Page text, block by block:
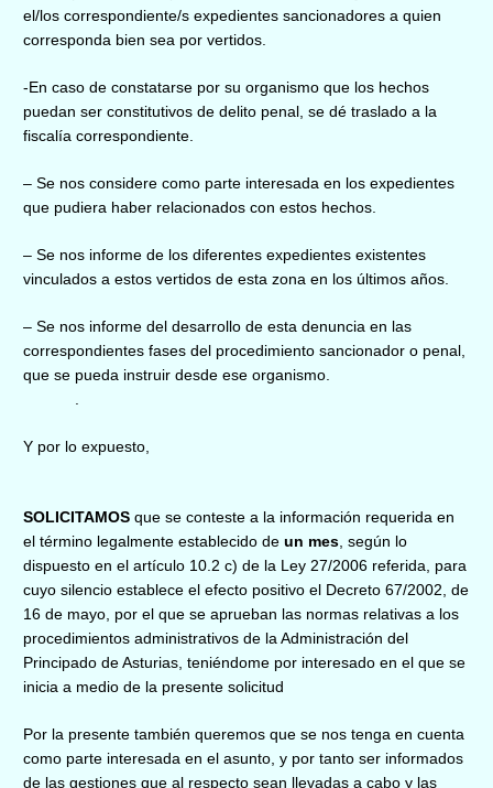
el/los correspondiente/s expedientes sancionadores a quien
corresponda bien sea por vertidos.
-En caso de constatarse por su organismo que los hechos
puedan ser constitutivos de delito penal, se dé traslado a la
fiscalía correspondiente.
– Se nos considere como parte interesada en los expedientes
que pudiera haber relacionados con estos hechos.
– Se nos informe de los diferentes expedientes existentes
vinculados a estos vertidos de esta zona en los últimos años.
– Se nos informe del desarrollo de esta denuncia en las
correspondientes fases del procedimiento sancionador o penal,
que se pueda instruir desde ese organismo.
Y por lo expuesto,
SOLICITAMOS que se conteste a la información requerida en
el término legalmente establecido de un mes , según lo
dispuesto en el artículo 10.2 c) de la Ley 27/2006 referida, para
cuyo silencio establece el efecto positivo el Decreto 67/2002, de
16 de mayo, por el que se aprueban las normas relativas a los
procedimientos administrativos de la Administración del
Principado de Asturias, teniéndome por interesado en el que se
inicia a medio de la presente solicitud
Por la presente también queremos que se nos tenga en cuenta
como parte interesada en el asunto, y por tanto ser informados
de las gestiones que al respecto sean llevadas a cabo y las